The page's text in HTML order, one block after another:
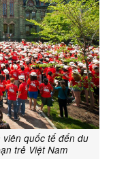
quốc tế đến du
trẻ Việt Nam